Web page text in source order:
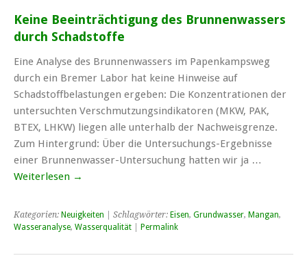
Keine Beeinträchtigung des Brunnenwassers
durch Schadstoffe
Eine Analyse des Brunnenwassers im Papenkampsweg
durch ein Bremer Labor hat keine Hinweise auf
Schadstoffbelastungen ergeben: Die Konzentrationen der
untersuchten Verschmutzungsindikatoren (MKW, PAK,
BTEX, LHKW) liegen alle unterhalb der Nachweisgrenze.
Zum Hintergrund: Über die Untersuchungs-Ergebnisse
einer Brunnenwasser-Untersuchung hatten wir ja …
Weiterlesen →
Kategorien: Neuigkeiten | Schlagwörter: Eisen, Grundwasser, Mangan,
Wasseranalyse, Wasserqualität Permalink